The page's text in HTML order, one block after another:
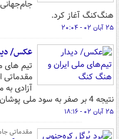
هنگ‌کنگ آغاز کرد.
۲۵ آبان ۰۲ - ۲۰:۰۴
عکس/
تیم های
آزادی به
نتیجه 4 بر صفر به سود ملی پوشان ایران تمام شد.(عکاس:فرهاد خیابانی)
۲۵ آبان ۰۲ - ۱۸:۱۶
مقدماتی